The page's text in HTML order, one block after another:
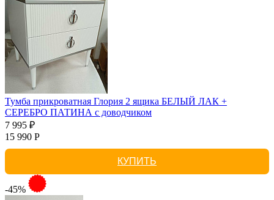
Тумба прикроватная Глория 2 ящика БЕЛЫЙ ЛАК +
СЕРЕБРО ПАТИНА с доводчиком
7 995 ₽
15 990 Р
КУПИТЬ
-45%